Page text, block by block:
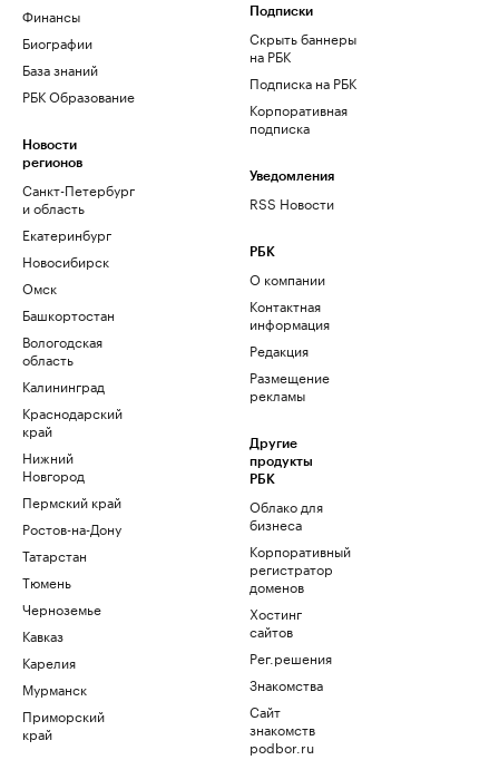
Финансы
Биографии
База знаний
РБК Образование
Новости
регионов
Санкт-Петербург
и область
Екатеринбург
Новосибирск
Омск
Башкортостан
Вологодская
область
Калининград
Краснодарский
край
Нижний
Новгород
Пермский край
Ростов-на-Дону
Татарстан
Тюмень
Черноземье
Кавказ
Карелия
Мурманск
Приморский
край
Подписки
Скрыть баннеры
на РБК
Подписка на РБК
Корпоративная
подписка
Уведомления
RSS Новости
РБК
О компании
Контактная
информация
Редакция
Размещение
рекламы
Другие
продукты
РБК
Облако для
бизнеса
Корпоративный
регистратор
доменов
Хостинг
сайтов
Рег.решения
Знакомства
Сайт
знакомств
podbor.ru